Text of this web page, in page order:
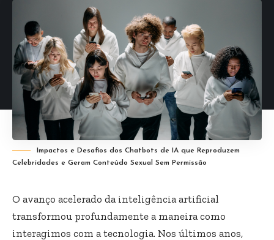
Impactos e Desafios dos Chatbots de IA que Reproduzem
Celebridades e Geram Conteúdo Sexual Sem Permissão
O avanço acelerado da inteligência artificial
transformou profundamente a maneira como
interagimos com a tecnologia. Nos últimos anos,